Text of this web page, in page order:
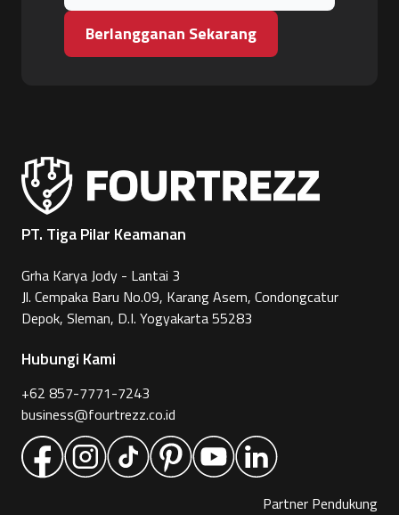
Berlangganan Sekarang
PT. Tiga Pilar Keamanan
Grha Karya Jody - Lantai 3
Jl. Cempaka Baru No.09, Karang Asem, Condongcatur
Depok, Sleman, D.I. Yogyakarta 55283
Hubungi Kami
+62 857-7771-7243
business@fourtrezz.co.id
Partner Pendukung